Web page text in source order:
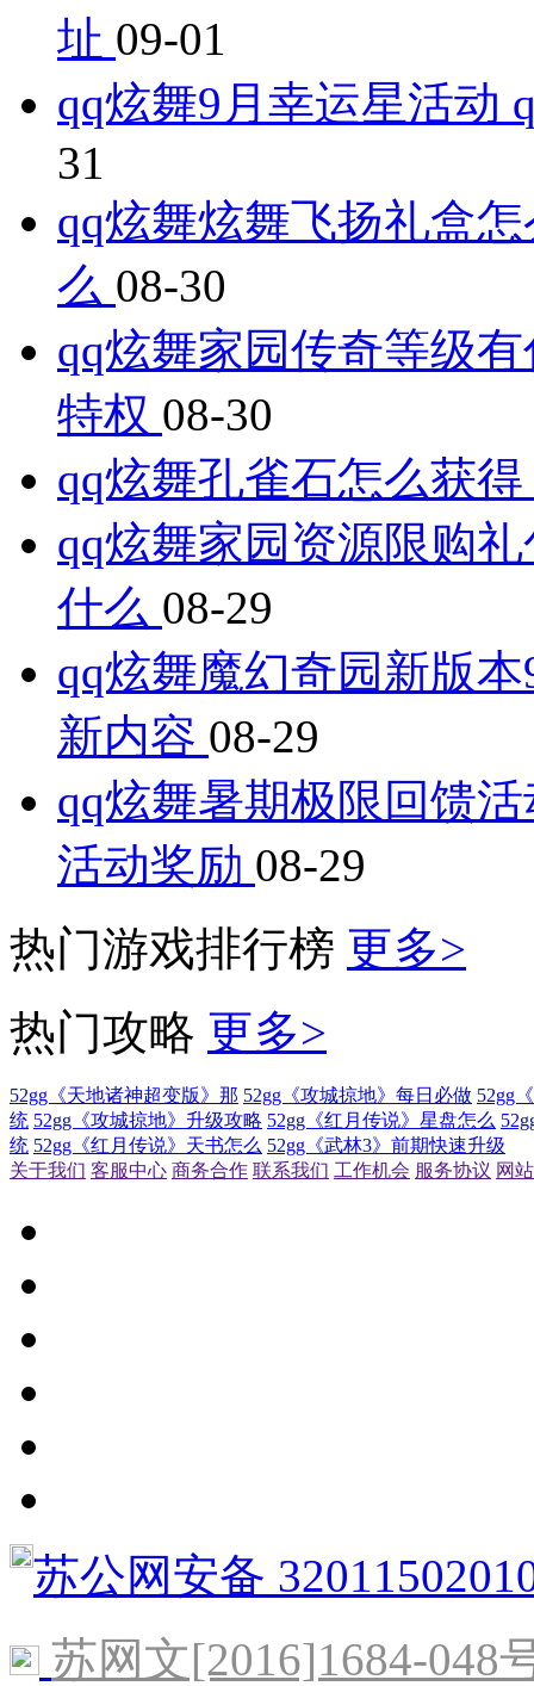
址 09-01
qq炫舞9月幸运星活动
31
qq炫舞炫舞飞扬礼盒
么 08-30
qq炫舞家园传奇等级
特权 08-30
qq炫舞孔雀石怎么获
qq炫舞家园资源限购
什么 08-29
qq炫舞魔幻奇园新版
新内容 08-29
qq炫舞暑期极限回馈
活动奖励 08-29
热门游戏排行榜 更多>
热门攻略 更多>
52gg《天地诸神超变版》那 52gg《攻城掠地》每日必做 52gg
统 52gg《攻城掠地》升级攻略 52gg《红月传说》星盘怎么
统 52gg《红月传说》天书怎么 52gg《武林3》前期快速升级
关于我们 客服中心 商务合作 联系我们 工作机会 服务协议 网
苏公网安备
苏网文[2016]1684-048